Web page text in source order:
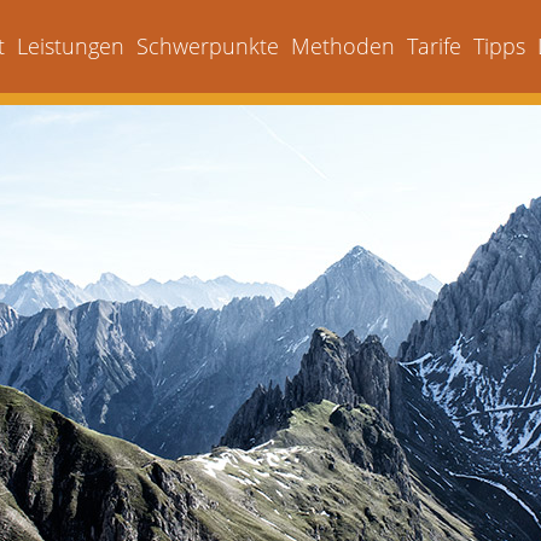
Leistungen Schwerpunkte Methoden Tarife Tipps